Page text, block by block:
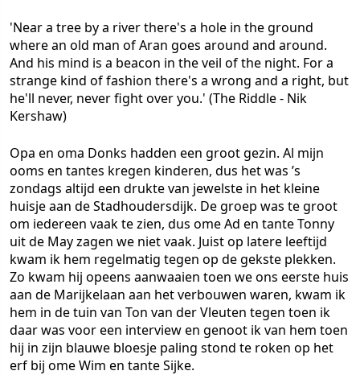
'Near a tree by a river there's a hole in the ground
where an old man of Aran goes around and around.
And his mind is a beacon in the veil of the night. For a
strange kind of fashion there's a wrong and a right, but
he'll never, never fight over you.' (The Riddle - Nik
Kershaw)
Opa en oma Donks hadden een groot gezin. Al mijn
ooms en tantes kregen kinderen, dus het was ’s
zondags altijd een drukte van jewelste in het kleine
huisje aan de Stadhoudersdijk. De groep was te groot
om iedereen vaak te zien, dus ome Ad en tante Tonny
uit de May zagen we niet vaak. Juist op latere leeftijd
kwam ik hem regelmatig tegen op de gekste plekken.
Zo kwam hij opeens aanwaaien toen we ons eerste huis
aan de Marijkelaan aan het verbouwen waren, kwam ik
hem in de tuin van Ton van der Vleuten tegen toen ik
daar was voor een interview en genoot ik van hem toen
hij in zijn blauwe bloesje paling stond te roken op het
erf bij ome Wim en tante Sijke.